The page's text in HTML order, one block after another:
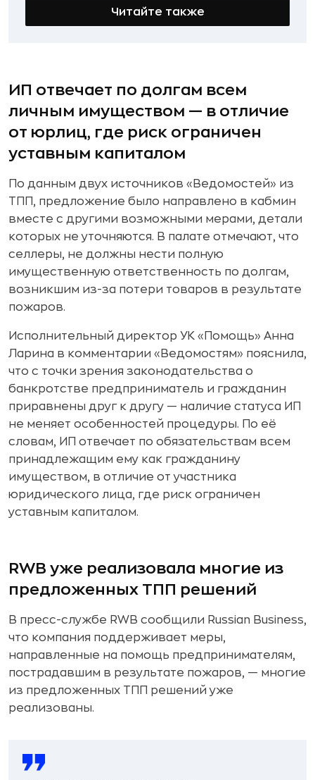
Читайте также
ИП отвечает по долгам всем
личным имуществом — в отличие
от юрлиц, где риск ограничен
уставным капиталом
По данным двух источников «Ведомостей» из
ТПП, предложение было направлено в кабмин
вместе с другими возможными мерами, детали
которых не уточняются. В палате отмечают, что
селлеры, не должны нести полную
имущественную ответственность по долгам,
возникшим из-за потери товаров в результате
пожаров.
Исполнительный директор УК «Помощь» Анна
Ларина в комментарии «Ведомостям» пояснила,
что с точки зрения законодательства о
банкротстве предприниматель и гражданин
приравнены друг к другу — наличие статуса ИП
не меняет особенностей процедуры. По её
словам, ИП отвечает по обязательствам всем
принадлежащим ему как гражданину
имуществом, в отличие от участника
юридического лица, где риск ограничен
уставным капиталом.
RWB уже реализовала многие из
предложенных ТПП решений
В пресс-службе RWB сообщили Russian Business,
что компания поддерживает меры,
направленные на помощь предпринимателям,
пострадавшим в результате пожаров, — многие
из предложенных ТПП решений уже
реализованы.